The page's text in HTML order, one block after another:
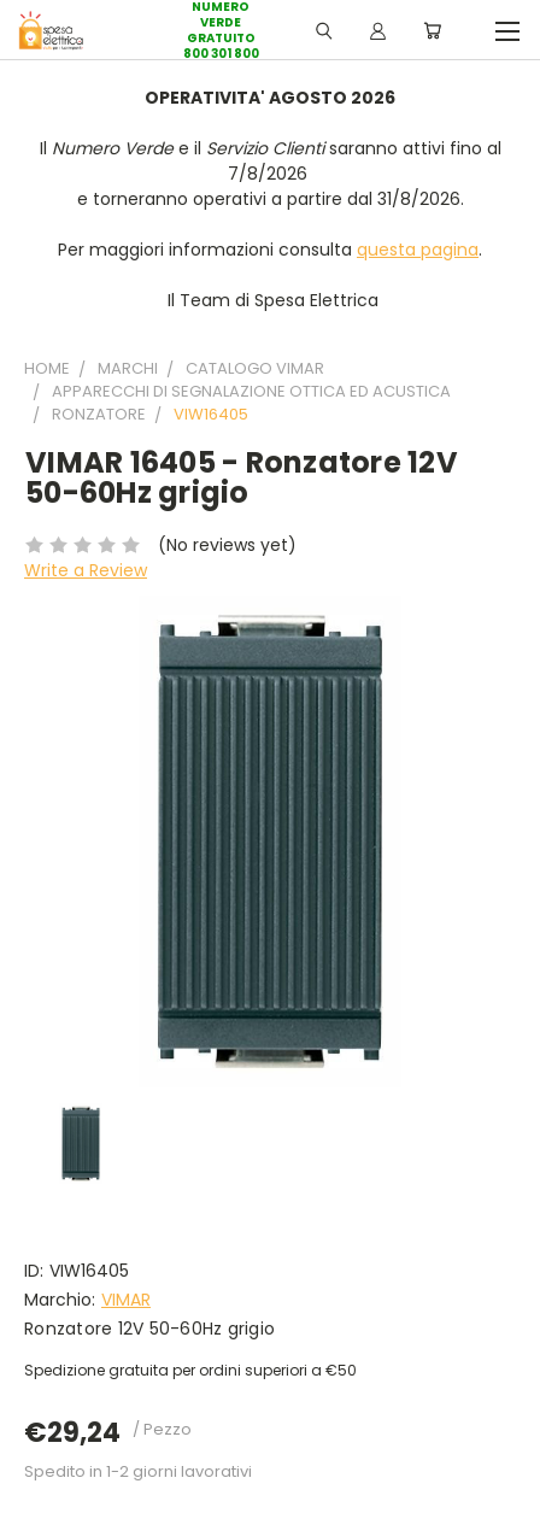
NUMERO
VERDE
GRATUITO
800 301 800
OPERATIVITA' AGOSTO 2026
Il Numero Verdee il Servizio Clientisaranno attivi fino al
7/8/2026
e torneranno operativi a partire dal 31/8/2026.
Per maggiori informazioni consulta questa pagina.
Il Team di Spesa Elettrica
HOME MARCHI
CATALOGO VIMAR
APPARECCHI DI SEGNALAZIONE OTTICA ED ACUSTICA
RONZATORE
VIW16405
VIMAR 16405 - Ronzatore 12V
50-60Hz grigio
(No reviews yet)
Write a Review
ID: VIW16405
Marchio: VIMAR
Ronzatore 12V 50-60Hz grigio
Spedizione gratuita per ordini superiori a €50
€29,24 / Pezzo
DISPONIBILE
Spedito in 1-2 giorni lavorativi